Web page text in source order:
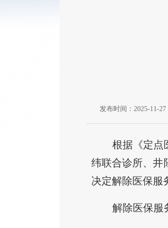
发布时间：2025-11-27
根据《定点
纬联合诊所、井
决定解除医保服
解除医保服